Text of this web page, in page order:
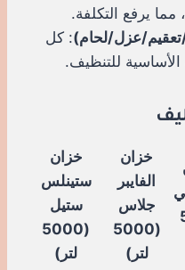
يرفع التكلفة.
عزل/لحام): كل
للتنظيف.
خزان
الفايبر
جلاس
(5000
لتر)
خزان
ستينلس
ستيل
(5000
لتر)